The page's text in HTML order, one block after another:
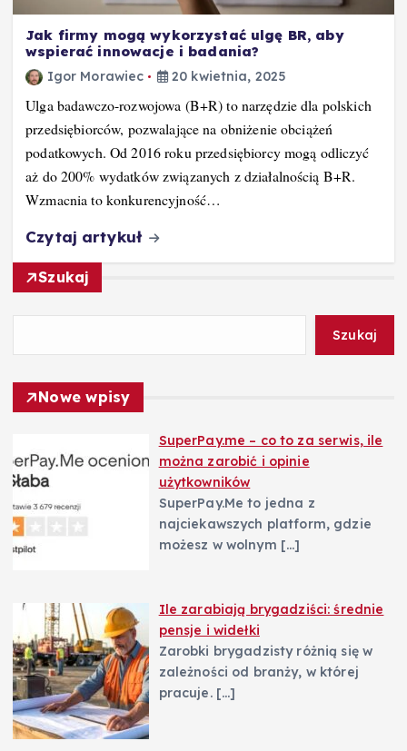
Jak firmy mogą wykorzystać ulgę BR, aby
wspierać innowacje i badania?
Igor Morawiec 20 kwietnia, 2025
Ulga badawczo-rozwojowa (B+R) to narzędzie dla polskich
przedsiębiorców, pozwalające na obniżenie obciążeń
podatkowych. Od 2016 roku przedsiębiorcy mogą odliczyć
aż do 200% wydatków związanych z działalnością B+R.
Wzmacnia to konkurencyjność…
Czytaj artykuł
Szukaj
Szukaj
Nowe wpisy
SuperPay.me – co to za serwis, ile
można zarobić i opinie
użytkowników
SuperPay.Me to jedna z
najciekawszych platform, gdzie
możesz w wolnym […]
Ile zarabiają brygadziści: średnie
pensje i widełki
Zarobki brygadzisty różnią się w
zależności od branży, w której
pracuje. […]